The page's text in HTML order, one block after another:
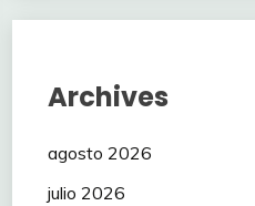
Archives
agosto 2026
julio 2026